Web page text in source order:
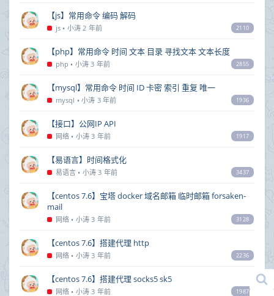
【js】常用命令 编码 解码
js • 小涛 2 年前 2110
【php】常用命令 时间 文本 目录 寻找文本 文本长度
php • 小涛 3 年前 2855
【mysql】常用命令 时间 ID 卡密 索引 重复 唯一
mysql •小涛 3 年前 1936
【接口】公网IP API
网络 • 小涛 3 年前 1917
【易语言】时间格式化
易语言 • 小涛 3 年前 3437
【centos 7.6】宝塔 docker 域名邮箱 临时邮箱 forsaken-
mail
网络 • 小涛 3 年前 3128
【centos 7.6】搭建代理 http
网络 • 小涛 3 年前 2236
【centos 7.6】搭建代理 socks5 sk5
网络 • 小涛 3 年前 1987